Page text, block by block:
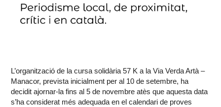
L’organització de la cursa solidària 57 K a la Via Verda Artà –
Manacor, prevista inicialment per al 10 de setembre, ha
decidit ajornar-la fins al 5 de novembre atès que aquesta data
s’ha considerat més adequada en el calendari de proves